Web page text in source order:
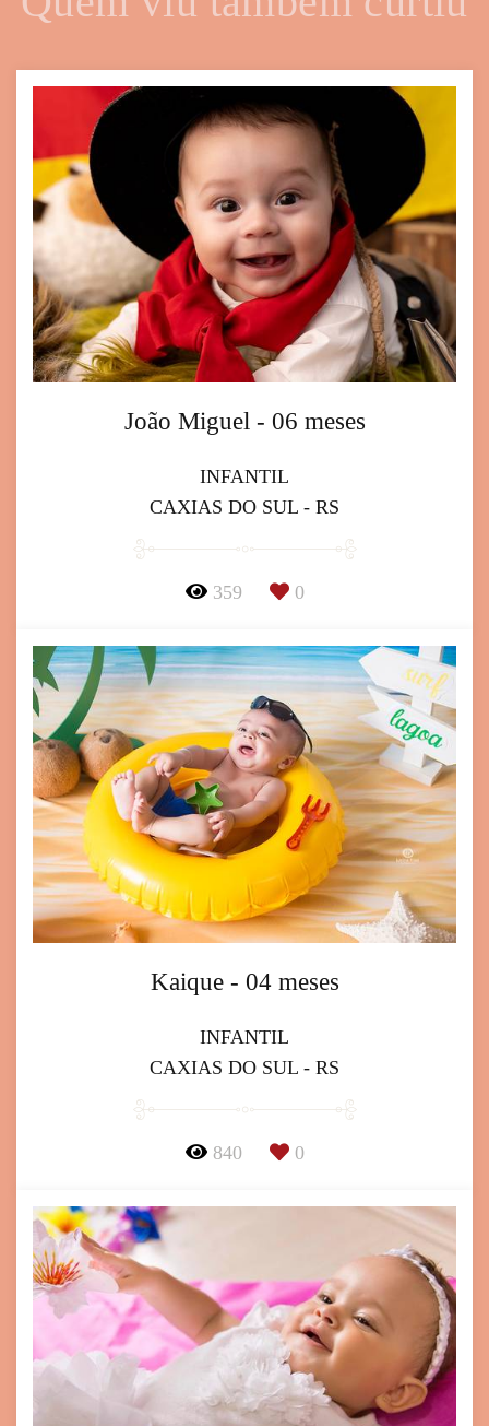
João Miguel - 06 meses
INFANTIL
CAXIAS DO SUL - RS
359 0
Kaique - 04 meses
INFANTIL
CAXIAS DO SUL - RS
840 0